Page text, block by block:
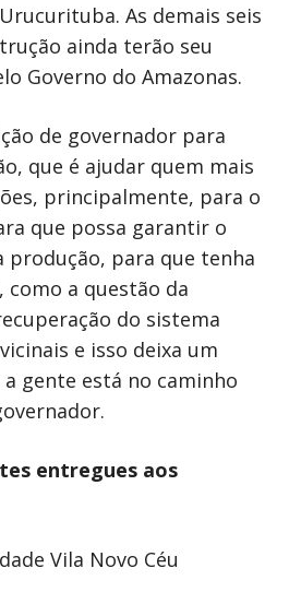
As demais seis
ainda terão seu
Governo do Amazonas.
de governador para
que é ajudar quem mais
principalmente, para o
que possa garantir o
produção, para que tenha
como a questão da
do sistema
e isso deixa um
gente está no caminho
entregues aos
Vila Novo Céu